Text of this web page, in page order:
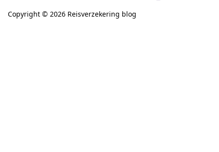
Copyright © 2026 Reisverzekering blog